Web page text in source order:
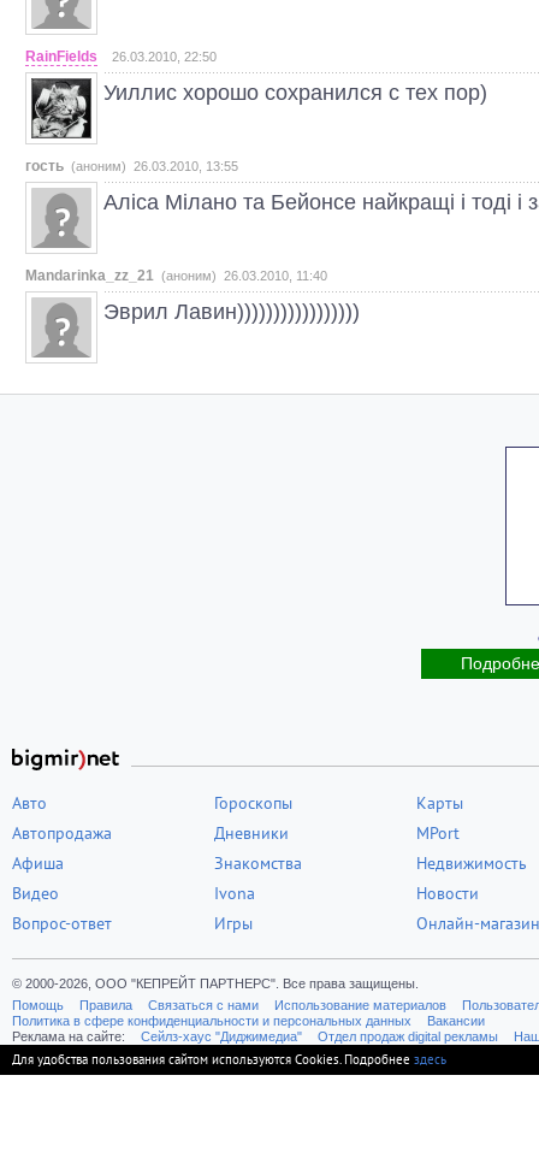
RainFields 26.03.2010, 22:50
Уиллис хорошо сохранился с тех пор)
гость (аноним) 26.03.2010, 13:55
Аліса Мілано та Бейонсе найкращі і тоді і
Mandarinka_zz_21 (аноним) 26.03.2010, 11:40
Эврил Лавин)))))))))))))))))
Авто
Автопродажа
Афиша
Видео
Вопрос-ответ
Гороскопы
Дневники
Знакомства
Ivona
Игры
Карты
MPort
Недвижимость
Новости
Онлайн-магазин
© 2000-2026, ООО "КЕПРЕЙТ ПАРТНЕРС". Все права защищены.
Помощь
Правила Связаться с нами Использование материалов
Политика в сфере конфиденциальности и персональных данных
Вакансии
Реклама на сайте:
Cейлз-хаус "Диджимедиа" Отдел продаж digital рекламы
Для удобства пользования сайтом используются Cookies. Подробнее здесь